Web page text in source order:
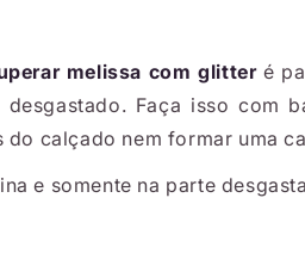
melissa com glitteré
Faça isso com
calçado nem formar uma
e somente na parte